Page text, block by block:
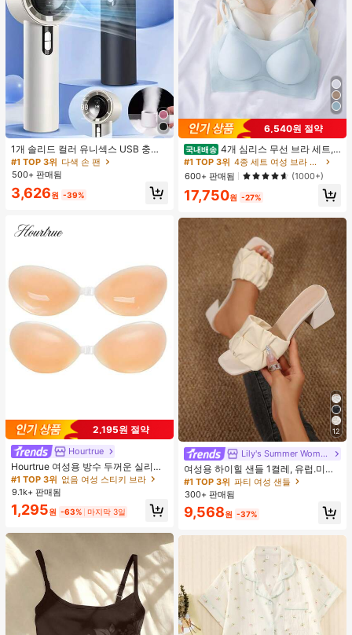
1개 솔리드 컬러 유니섹스 USB 충전
식 휴대용 100단 고풍량 장시간 배터
리 수명 미니 핸드헬드 팬 LCD 디스플
레이 일상용, 여행용
#1 TOP 3위 다색 손 팬
500+ 판매됨
3,626원 -39%
2,195원 절약
Hourtrue
Hourtrue 여성용 방수 두꺼운 실리콘
가슴 페탈, 작은 가슴 리프트업 & 푸시
인용, 웨딩 촬영 및 들러리용
#1 TOP 3위 없음 여성 스티키 브라
9.1k+ 판매됨
1,295원 -63% 마지막 3일
6,540원 절약
국내배송 4개 심리스 무선 브라 세트,
작은 가슴 보정, 초박형 통기성 아이스
실크 섹시 편안한 백리스 란제리 브라,
조절 가능
#1 TOP 3위
4종 세트 여성 브라 & 브랄렛
600+ 판매됨
(1000+)
17,750원 -27%
12
Lily's Summer Women Shoes
여성용 하이힐 샌들 1켤레, 유럽.미국
플러스 사이즈 어머니날 선물, 패셔너
블하고 편안한 PU 미끄럼 방지 솔리
드 컬러 청키 힐 주름 텍스처 라운드
토 오픈토 슬립온 하이힐, 힐 높이 5c
m, 실내외 겸용, 귀엽고 고급스러운 데
일리.파티.볼.휴가.홈.캠퍼스.모임.오
피스용, 2026 봄/여름 신상 (약간 크게
#1 TOP 3위 파티 여성 샌들
300+ 판매됨
9,568원 -37%